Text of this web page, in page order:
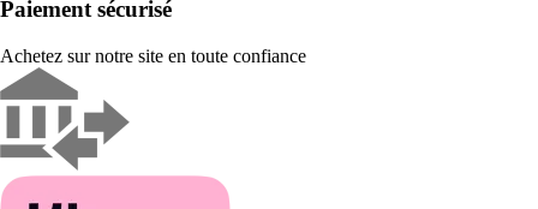
Paiement sécurisé
Achetez sur notre site en toute confiance